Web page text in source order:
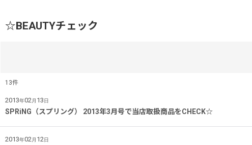
☆BEAUTYチェック
キーワード
13件
2013年02月 13日
SPRiNG（スプリング） 2013年3月号で当店取扱商品をCHECK☆
2013年02月 12日